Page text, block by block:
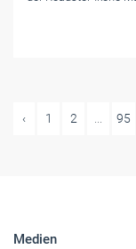
‹ 1 2 ... 95
Medien